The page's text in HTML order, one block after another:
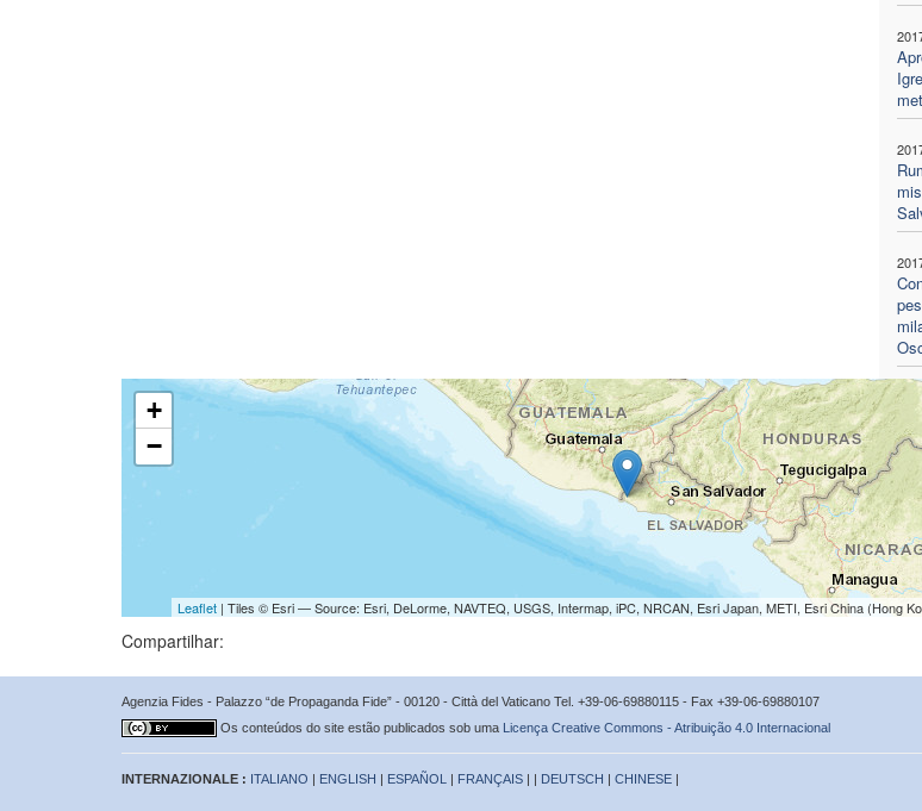
+
−
Leaflet| Tiles © Esri — Source: Esri, DeLorme, NAVTEQ, USGS, Intermap, iPC, NRCAN, Esri Japan, METI, Esri China (Hong
Compartilhar:
Agenzia Fides - Palazzo “de Propaganda Fide” - 00120 - Città del Vaticano Tel. +39-06-69880115 - Fax +39-06-69880107
Os conteúdos do site estão publicados sob uma Licença Creative Commons - Atribuição 4.0 Internacional
INTERNAZIONALE : ITALIANO | ENGLISH | ESPAÑOL | FRANÇAIS | | DEUTSCH | CHINESE |